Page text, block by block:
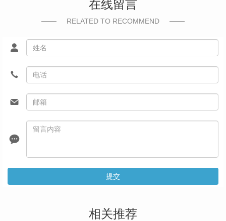
在线留言
RELATED TO RECOMMEND
提交
相关推荐